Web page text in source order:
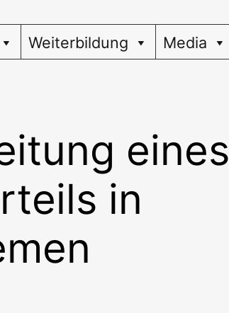
Weiterbildung Media
eines
in